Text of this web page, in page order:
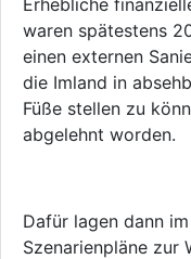
Erhebliche
waren spätestens
einen externen
die Imland in
Füße stellen zu
abgelehnt worden.
Dafür lagen dann
Szenarienpläne zur